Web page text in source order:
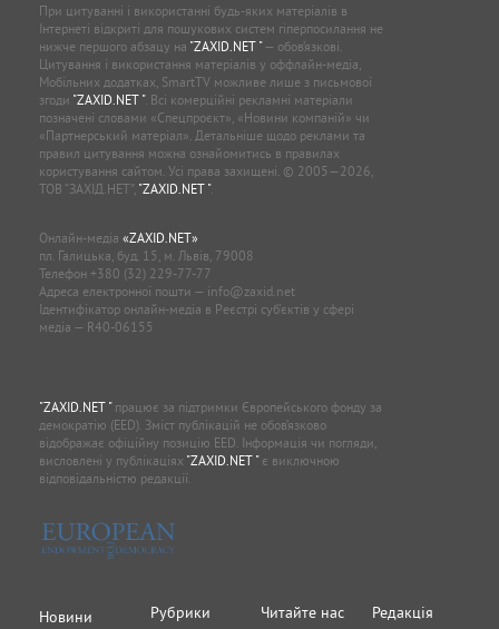
При цитуванні і використанні будь-яких матеріалів в
Інтернеті відкриті для пошукових систем гіперпосилання не
нижче першого абзацу на "ZAXID.NET "— обов’язкові.
Цитування і використання матеріалів у оффлайн-медіа,
Мобільних додатках, SmartTV можливе лише з письмової
згоди "ZAXID.NET ". Всі комерційні рекламні матеріали
позначені словами «Спецпроєкт», «Новини компаній» чи
«Партнерський матеріал». Детальніше щодо реклами та
правил цитування можна ознайомитись в правилах
користування сайтом. Усі права захищені. © 2005—2026,
ТОВ “ЗАХІД.НЕТ”, "ZAXID.NET ".
Онлайн-медіа «ZAXID.NET»
пл. Галицька, буд. 15, м. Львів, 79008
Телефон +380 (32) 229-77-77
Адреса електронної пошти — info@zaxid.net
Ідентифікатор онлайн-медіа в Реєстрі суб'єктів у сфері
медіа — R40-06155
"ZAXID.NET "працює за підтримки Європейського фонду за
демократію (EED). Зміст публікацій не обов’язково
відображає офіційну позицію EED. Інформація чи погляди,
висловлені у публікаціях "ZAXID.NET "є виключною
відповідальністю редакції.
Новини
Рубрики Читайте нас Редакція